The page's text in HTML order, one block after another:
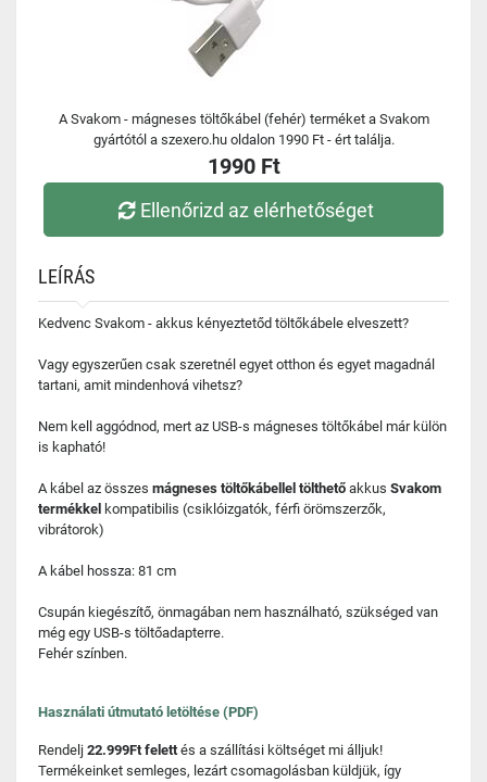
A Svakom - mágneses töltőkábel (fehér) terméket a Svakom
gyártótól a szexero.hu oldalon 1990 Ft - ért találja.
1990 Ft
Ellenőrizd az elérhetőséget
LEÍRÁS
Kedvenc Svakom - akkus kényeztetőd töltőkábele elveszett?
Vagy egyszerűen csak szeretnél egyet otthon és egyet magadnál
tartani, amit mindenhová vihetsz?
Nem kell aggódnod, mert az USB-s mágneses töltőkábel már külön
is kapható!
A kábel az összes mágneses töltőkábellel tölthető akkus Svakom
termékkel kompatibilis (csiklóizgatók, férfi örömszerzők,
vibrátorok)
A kábel hossza: 81 cm
Csupán kiegészítő, önmagában nem használható, szükséged van
még egy USB-s töltőadapterre.
Fehér színben.
Használati útmutató letöltése (PDF)
Rendelj 22.999Ft felettés a szállítási költséget mi álljuk!
Termékeinket semleges, lezárt csomagolásban küldjük, így